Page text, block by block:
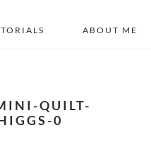
ABOUT ME
QUILT-
0